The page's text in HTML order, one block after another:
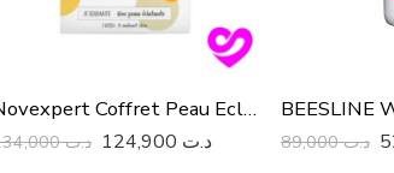
Novexpert Coffret Peau Eclatante
د.ت134,000 د.ت د.ت89,000